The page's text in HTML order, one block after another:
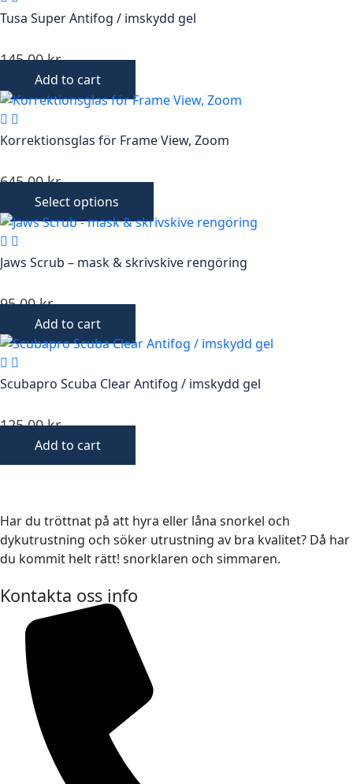
Tusa Super Antifog / imskydd gel
145,00kr
Add to cart
Korrektionsglas för Frame View, Zoom
645,00kr
Select options
Jaws Scrub – mask & skrivskive rengöring
95,00kr
Add to cart
Scubapro Scuba Clear Antifog / imskydd gel
125,00kr
Add to cart
Har du tröttnat på att hyra eller låna snorkel och
dykutrustning och söker utrustning av bra kvalitet? Då har
du kommit helt rätt! snorklaren och simmaren.
Kontakta oss info